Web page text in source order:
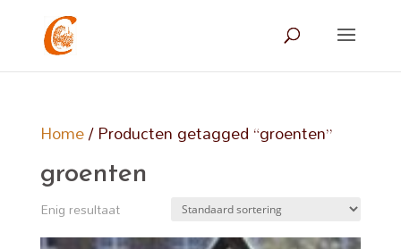
Home/ Producten getagged “groenten”
groenten
Enig resultaat